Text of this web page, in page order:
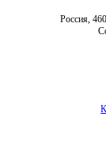
Россия,